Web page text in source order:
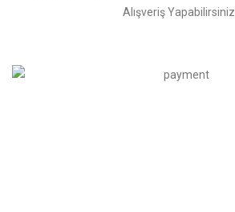
Alışveriş Yapabilirsiniz.